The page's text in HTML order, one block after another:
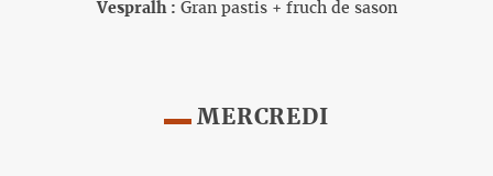
Vespralh : Gran pastis + fruch de sason
MERCREDI